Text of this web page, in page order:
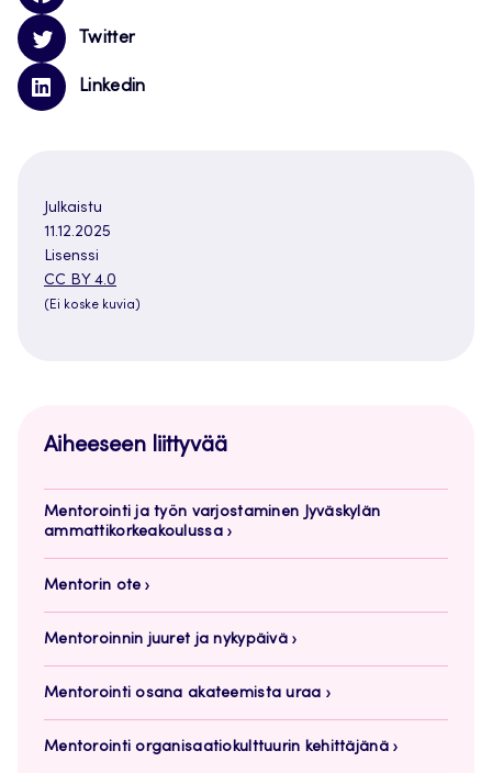
Twitter
Linkedin
Julkaistu
11.12.2025
Lisenssi
CC BY 4.0
uuteen
(Ei koske kuvia)
Aiheeseen liittyvää
Mentorointi ja työn varjostaminen Jyväskylän
ammattikorkeakoulussa
Mentorin ote
Mentoroinnin juuret ja nykypäivä
Mentorointi osana akateemista uraa
Mentorointi organisaatiokulttuurin kehittäjänä